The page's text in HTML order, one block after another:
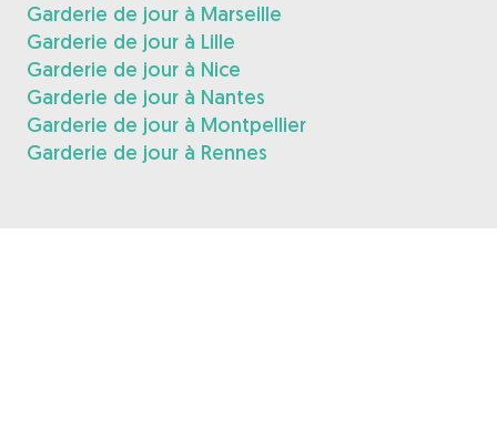
Garderie de jour à Marseille
Garderie de jour à Lille
Garderie de jour à Nice
Garderie de jour à Nantes
Garderie de jour à Montpellier
Garderie de jour à Rennes